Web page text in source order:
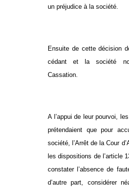
un préjudice à la société.
Ensuite de cette décision
cédant et la société
Cassation.
A l’appui de leur pourvoi,
prétendaient que pour
société, l’Arrêt de la Cour
les dispositions de l’article
constater l’absence de
d’autre part, considérer